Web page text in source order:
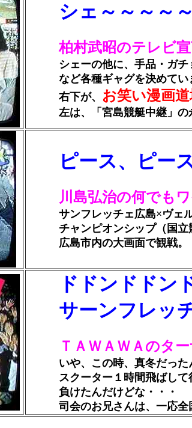
シェ～～～～
柏村武昭のテレビ
シェーの他に、手品・ガチ
など各種ギャグを決めてい
右下が、 お笑い漫画
左は、「宮島競艇中継」の永
ピース、ピー
川島弘治の何でも
サンフレッチェ広島×ヴェル
チャンピオンシップ（国立競
広島市内の大画面で観戦。
ドドンドドン
サーンフレッ
ＴＡＷＡＷＡのタ
いや、この時、真冬だったん
スクーター１時間飛ばして行
負けたんだけどな・・・
司会のお兄さんは、一応全